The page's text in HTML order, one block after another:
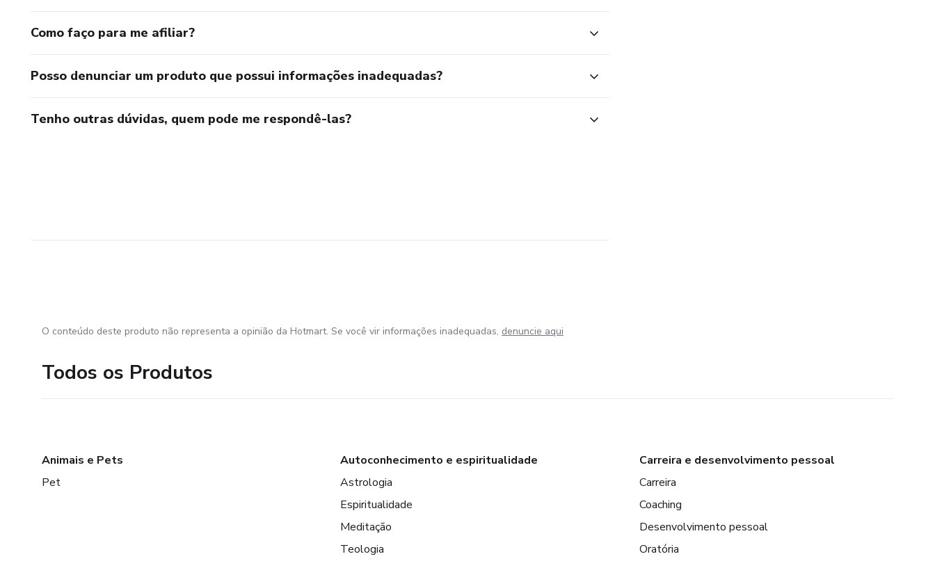
Como faço para me afiliar?
Posso denunciar um produto que possui informações inadequadas?
Tenho outras dúvidas, quem pode me respondê-las?
O conteúdo deste produto não representa a opinião da Hotmart. Se você vir informações inadequadas, denuncie aqui
Todos os Produtos
Animais e Pets
Pet
Autoconhecimento e espiritualidade
Astrologia
Espiritualidade
Meditação
Teologia
Carreira e desenvolvimento pessoal
Carreira
Coaching
Desenvolvimento pessoal
Oratória